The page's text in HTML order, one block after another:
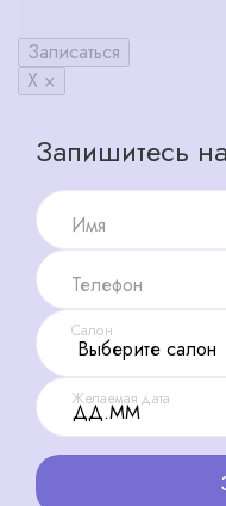
Записаться
X ×
Запишитесь
Имя
Телефон
Салон
Желаемая дата